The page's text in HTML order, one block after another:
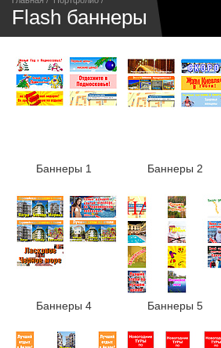
Flash баннеры
Баннеры 1 Баннеры 2
Баннеры 4 Баннеры 5